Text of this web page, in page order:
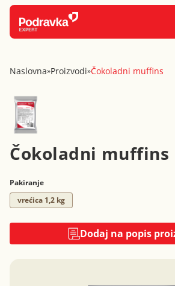
Naslovna»Proizvodi»Čokoladni muffins
Čokoladni muffins
Pakiranje
vrećica 1,2 kg
Dodaj na popis